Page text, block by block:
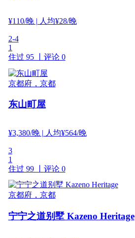
¥110/晚| 人均¥28/晚
2-4
1
住过 95 丨 评论 0
京都府，京都
东山町屋
¥3,380/晚| 人均¥564/晚
3
1
住过 99 丨 评论 0
京都府，京都
宁宁之道别墅 Kazeno Heritage